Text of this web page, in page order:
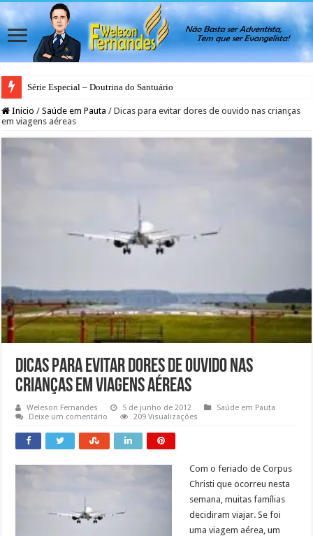
Série Especial – Doutrina do Santuário
Antes da Porta se Fechar: A Mensagem Profética do Santuário Celestial
Inicio / Saúde em Pauta / Dicas para evitar dores de ouvido nas crianças
em viagens aéreas
Dicas para evitar dores de ouvido nas
crianças em viagens aéreas
Weleson Fernandes 5 de junho de 2012
Saúde em Pauta
Deixe um comentário
209 Visualizações
Com o feriado de Corpus
Christi que ocorreu nesta
semana, muitas famílias
decidiram viajar. Se foi
uma viagem aérea, um